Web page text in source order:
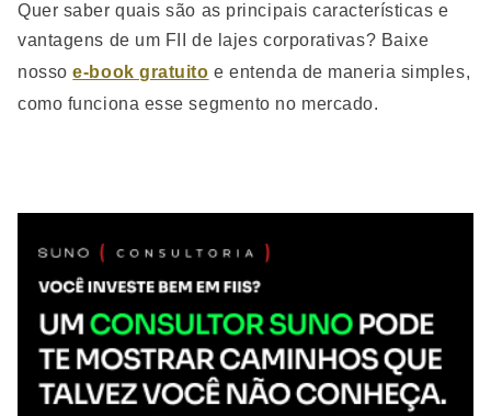
Quer saber quais são as principais características e
vantagens de um FII de lajes corporativas? Baixe
nossoe-book gratuito e entenda de maneria simples,
como funciona esse segmento no mercado.